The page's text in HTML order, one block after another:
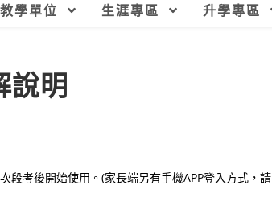
教學單位 生涯專區 升學專區
說明
段考後開始使用。(家長端另有手機APP登入方式，請